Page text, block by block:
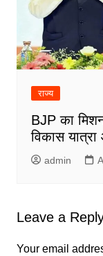
राज्य
BJP का
विकास
admin
Leave a
Your email